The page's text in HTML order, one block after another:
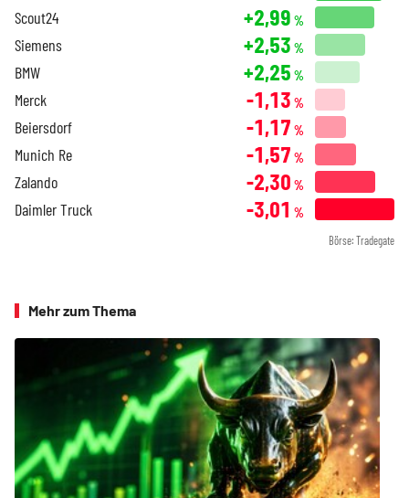
Scout24 +2,99 %
Siemens +2,53 %
BMW +2,25 %
Merck -1,13 %
Beiersdorf -1,17 %
Munich Re -1,57 %
Zalando -2,30 %
Daimler Truck -3,01 %
Börse: Tradegate
Mehr zum Thema